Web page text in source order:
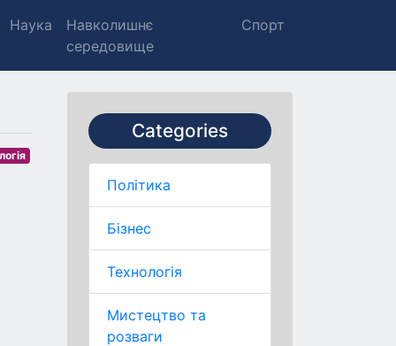
Наука
Навколишнє
середовище
Спорт
Categories
Політика
Бізнес
Технологія
Мистецтво та
розваги